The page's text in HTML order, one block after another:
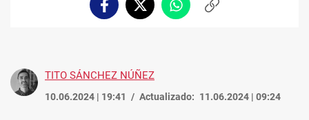
FacebookTwitterWhatsappCopiar
TITO SÁNCHEZ NÚÑEZ
10.06.2024 | 19:41 Actualizado: 11.06.2024 | 09:24